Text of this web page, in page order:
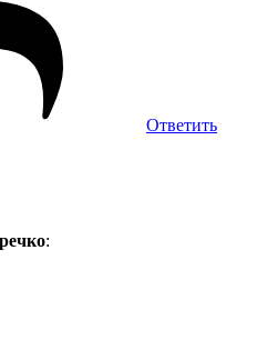
Ответить
: